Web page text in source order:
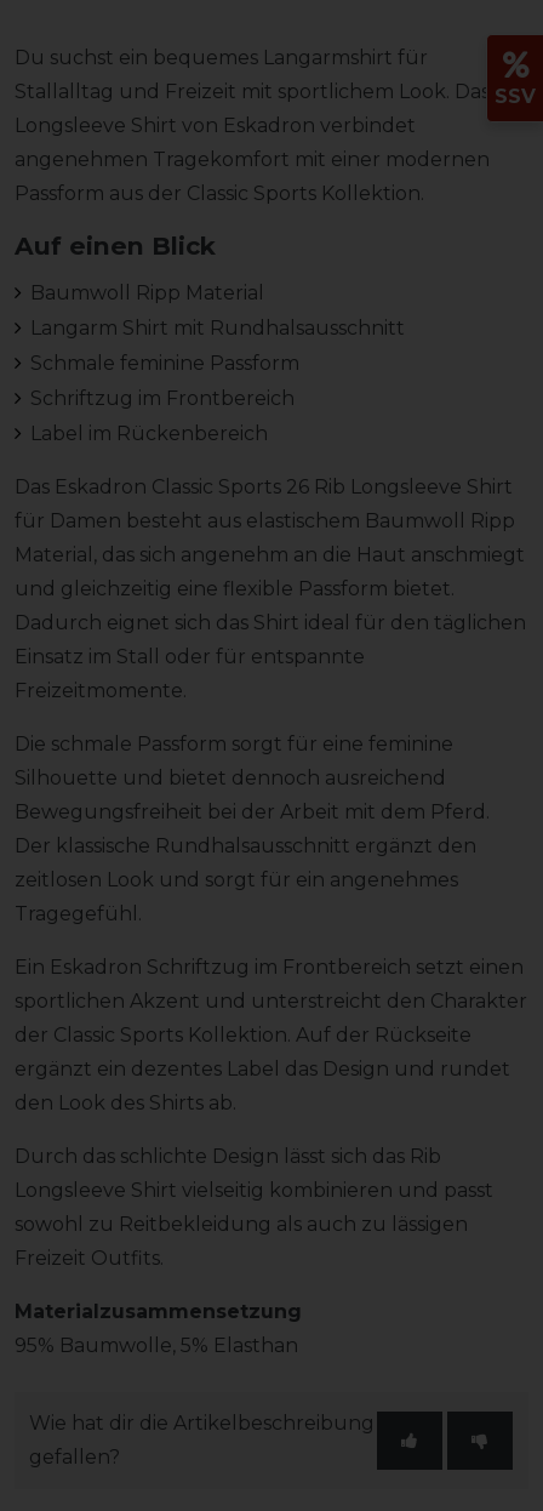
Du suchst ein bequemes Langarmshirt für
Stallalltag und Freizeit mit sportlichem Look. Das Rib
Longsleeve Shirt von Eskadron verbindet
angenehmen Tragekomfort mit einer modernen
Passform aus der Classic Sports Kollektion.
Auf einen Blick
Baumwoll Ripp Material
Langarm Shirt mit Rundhalsausschnitt
Schmale feminine Passform
Schriftzug im Frontbereich
Label im Rückenbereich
Das Eskadron Classic Sports 26 Rib Longsleeve Shirt
für Damen besteht aus elastischem Baumwoll Ripp
Material, das sich angenehm an die Haut anschmiegt
und gleichzeitig eine flexible Passform bietet.
Dadurch eignet sich das Shirt ideal für den täglichen
Einsatz im Stall oder für entspannte
Freizeitmomente.
Die schmale Passform sorgt für eine feminine
Silhouette und bietet dennoch ausreichend
Bewegungsfreiheit bei der Arbeit mit dem Pferd.
Der klassische Rundhalsausschnitt ergänzt den
zeitlosen Look und sorgt für ein angenehmes
Tragegefühl.
Ein Eskadron Schriftzug im Frontbereich setzt einen
sportlichen Akzent und unterstreicht den Charakter
der Classic Sports Kollektion. Auf der Rückseite
ergänzt ein dezentes Label das Design und rundet
den Look des Shirts ab.
Durch das schlichte Design lässt sich das Rib
Longsleeve Shirt vielseitig kombinieren und passt
sowohl zu Reitbekleidung als auch zu lässigen
Freizeit Outfits.
Materialzusammensetzung
95% Baumwolle, 5% Elasthan
Wie hat dir die Artikelbeschreibung
gefallen?
SSV